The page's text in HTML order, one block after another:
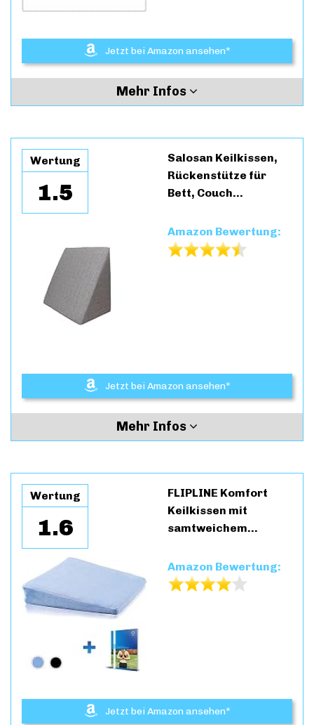
Jetzt bei Amazon ansehen*
Mehr Infos
Wertung
1.5
Salosan Keilkissen,
Rückenstütze für
Bett, Couch…
Amazon Bewertung:
Jetzt bei Amazon ansehen*
Mehr Infos
Wertung
1.6
FLIPLINE Komfort
Keilkissen mit
samtweichem…
Amazon Bewertung:
Jetzt bei Amazon ansehen*